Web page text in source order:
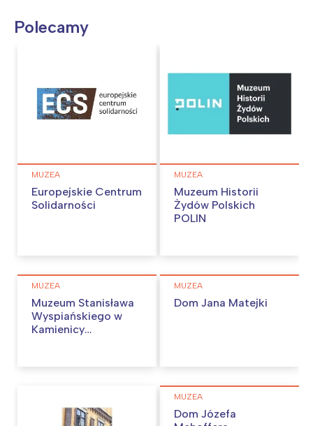
Polecamy
MUZEA
Europejskie Centrum
Solidarności
MUZEA
Muzeum Historii
Żydów Polskich
POLIN
MUZEA
Muzeum Stanisława
Wyspiańskiego w
Kamienicy
MUZEA
Dom Jana Matejki
MUZEA
Dom Józefa
Łódź
Trójmiasto
Południe
Północ
Wybieram